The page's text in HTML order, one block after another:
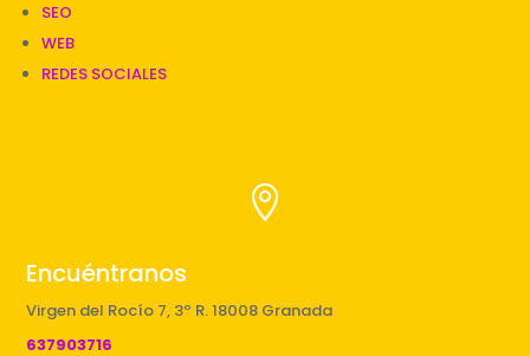
SEO
WEB
REDES SOCIALES

Encuéntranos
Virgen del Rocío 7, 3º R. 18008 Granada
637903716